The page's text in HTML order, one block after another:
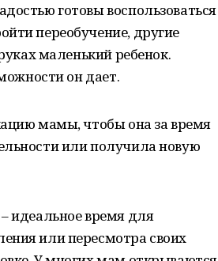
готовы воспользоваться
переобучение, другие
маленький ребенок.
он дает.
мамы, чтобы она за время
или получила новую
идеальное время для
или пересмотра своих